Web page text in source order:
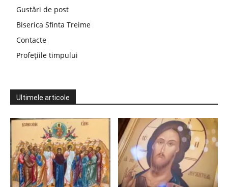
Gustări de post
Biserica Sfinta Treime
Contacte
Profețiile timpului
Ultimele articole